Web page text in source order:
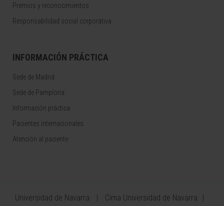
Premios y reconocimientos
Responsabilidad social corporativa
INFORMACIÓN PRÁCTICA
Sede de Madrid
Sede de Pamplona
Información práctica
Pacientes internacionales
Atención al paciente
Universidad de Navarra
Cima Universidad de Navarra